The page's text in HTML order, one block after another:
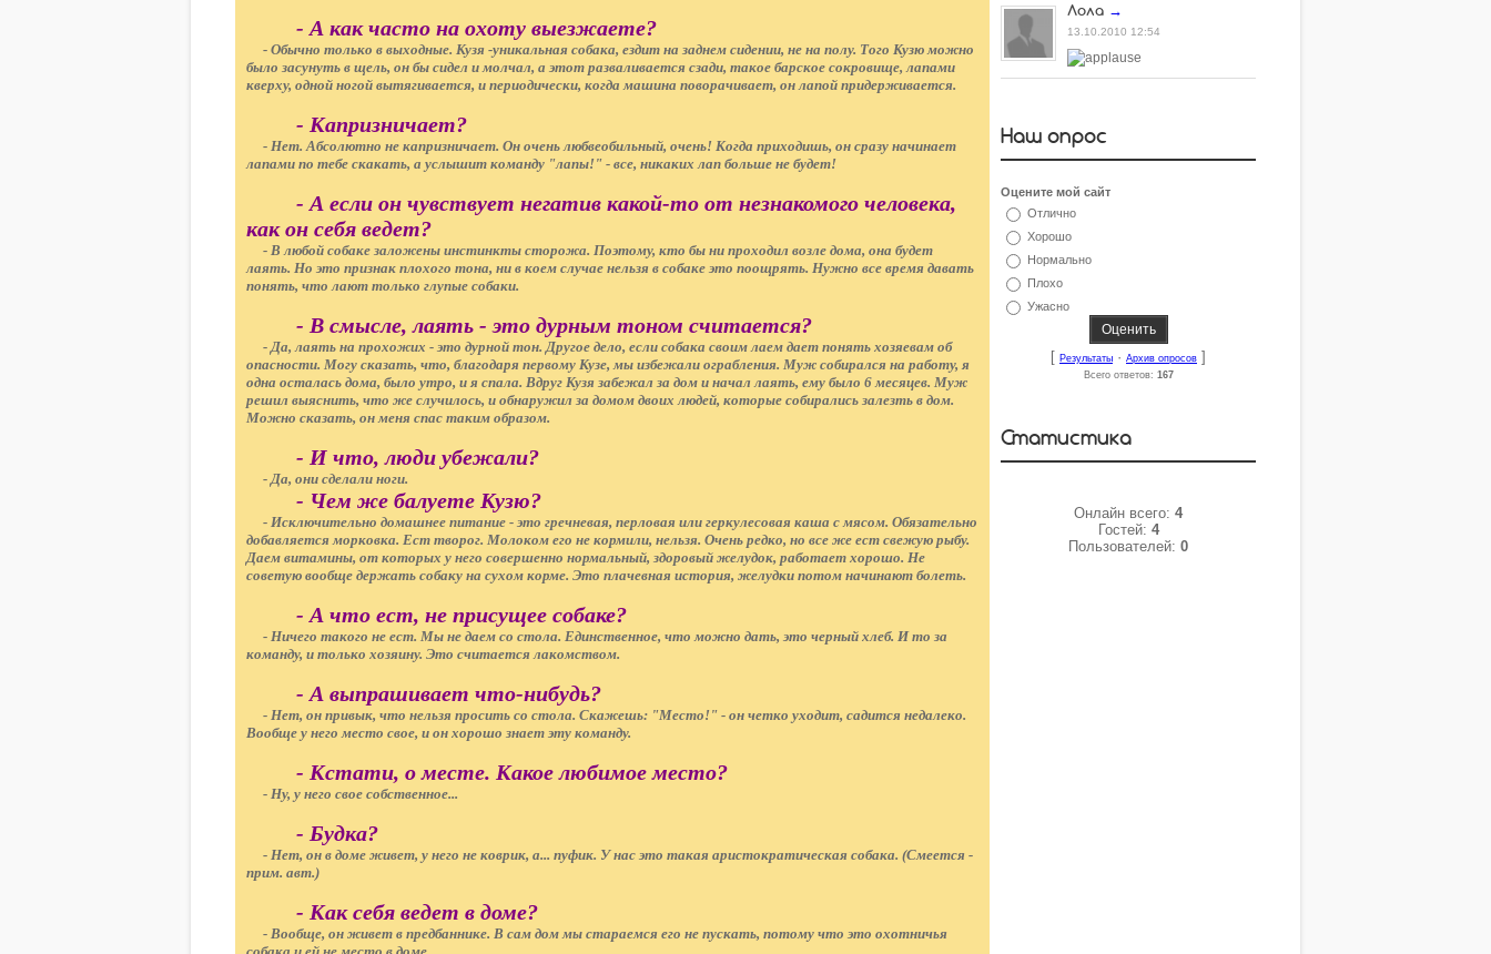
- А как часто на охоту выезжаете?
- Обычно только в выходные. Кузя -уникальная собака, ездит на заднем сидении, не на полу. Того Кузю можно
было засунуть в щель, он бы сидел и молчал, а этот разваливается сзади, такое барское сокровище, лапами
кверху, одной ногой вытягивается, и периодически, когда машина поворачивает, он лапой придерживается.
- Капризничает?
- Нет. Абсолютно не капризничает. Он очень любвеобильный, очень! Когда приходишь, он сразу начинает
лапами по тебе скакать, а услышит команду "лапы!" - все, никаких лап больше не будет!
- А если он чувствует негатив какой-то от незнакомого человека,
как он себя ведет?
- В любой собаке заложены инстинкты сторожа. Поэтому, кто бы ни проходил возле дома, она будет
лаять. Но это признак плохого тона, ни в коем случае нельзя в собаке это поощрять. Нужно все время давать
понять, что лают только глупые собаки.
- В смысле, лаять - это дурным тоном считается?
- Да, лаять на прохожих - это дурной тон. Другое дело, если собака своим лаем дает понять хозяевам об
опасности. Могу сказать, что, благодаря первому Кузе, мы избежали ограбления. Муж собирался на работу, я
одна осталась дома, было утро, и я спала. Вдруг Кузя забежал за дом и начал лаять, ему было 6 месяцев. Муж
решил выяснить, что же случилось, и обнаружил за домом двоих людей, которые собирались залезть в дом.
Можно сказать, он меня спас таким образом.
- И что, люди убежали?
- Да, они сделали ноги.
- Чем же балуете Кузю?
- Исключительно домашнее питание - это гречневая, перловая или геркулесовая каша с мясом. Обязательно
добавляется морковка. Ест творог. Молоком его не кормили, нельзя. Очень редко, но все же ест свежую рыбу.
Даем витамины, от которых у него совершенно нормальный, здоровый желудок, работает хорошо. Не
советую вообще держать собаку на сухом корме. Это плачевная история, желудки потом начинают болеть.
- А что ест, не присущее собаке?
- Ничего такого не ест. Мы не даем со стола. Единственное, что можно дать, это черный хлеб. И то за
команду, и только хозяину. Это считается лакомством.
- А выпрашивает что-нибудь?
- Нет, он привык, что нельзя просить со стола. Скажешь: "Место!" - он четко уходит, садится недалеко.
Вообще у него место свое, и он хорошо знает эту команду.
- Кстати, о месте. Какое любимое место?
- Ну, у него свое собственное...
- Будка?
- Нет, он в доме живет, у него не коврик, а... пуфик. У нас это такая аристократическая собака. (Смеется -
прим. авт.)
- Как себя ведет в доме?
- Вообще, он живет в предбаннике. В сам дом мы стараемся его не пускать, потому что это охотничья
Лола →
13.10.2010 12:54
Наш опрос
Оцените мой сайт
Отлично
Хорошо
Нормально
Плохо
Ужасно
[ Результаты · Архив опросов ]
Всего ответов: 167
Статистика
Онлайн всего: 4
Гостей: 4
Пользователей: 0